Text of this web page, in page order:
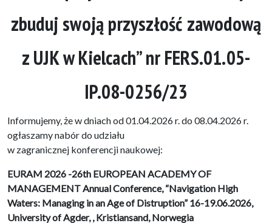
zbuduj swoją przyszłość zawodową
z UJK w Kielcach” nr FERS.01.05-
IP.08-0256/23
Informujemy, że w dniach od 01.04.2026 r. do 08.04.2026 r.
ogłaszamy nabór do udziału
w zagranicznej konferencji naukowej:
EURAM 2026 -26th EUROPEAN ACADEMY OF
MANAGEMENT Annual Conference, “Navigation High
Waters: Managing in an Age of Distruption” 16-19.06.2026,
University of Agder, , Kristiansand, Norwegia